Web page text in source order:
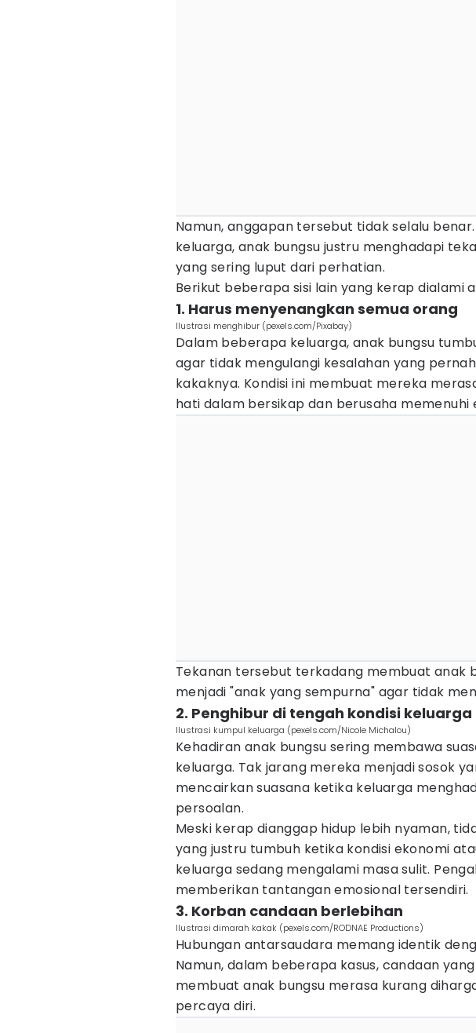
Namun, anggapan tersebut tidak selalu
keluarga, anak bungsu justru menghadapi
yang sering luput dari perhatian.
Berikut beberapa sisi lain yang kerap dialami
1. Harus menyenangkan semua orang
Ilustrasi menghibur (pexels.com/Pixabay)
Dalam beberapa keluarga, anak bungsu
agar tidak mengulangi kesalahan yang
kakaknya. Kondisi ini membuat mereka
hati dalam bersikap dan berusaha memenuhi
Tekanan tersebut terkadang membuat anak
menjadi "anak yang sempurna" agar tidak
2. Penghibur di tengah kondisi keluarga
Ilustrasi kumpul keluarga (pexels.com/Nicole Michalou)
Kehadiran anak bungsu sering membawa
keluarga. Tak jarang mereka menjadi sosok
mencairkan suasana ketika keluarga
persoalan.
Meski kerap dianggap hidup lebih nyaman,
yang justru tumbuh ketika kondisi ekonomi
keluarga sedang mengalami masa sulit.
memberikan tantangan emosional tersendiri.
3. Korban candaan berlebihan
Ilustrasi dimarah kakak (pexels.com/RODNAE Productions)
Hubungan antarsaudara memang identik
Namun, dalam beberapa kasus, candaan
membuat anak bungsu merasa kurang
percaya diri.